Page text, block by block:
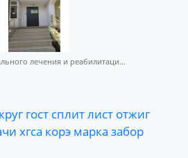
лечения и реабилитаци...
круг гост сплитлист отжиг
хгса корэ марка забор